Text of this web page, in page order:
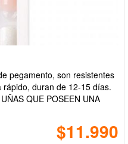
pegamento, son resistentes
duran de 12-15 días.
QUE POSEEN UNA
$11.990